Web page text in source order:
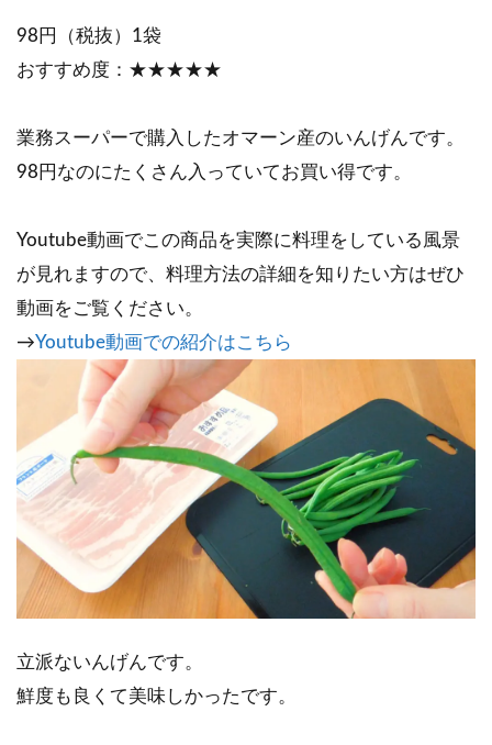
98円（税抜）1袋
おすすめ度：★★★★★
業務スーパーで購入したオマーン産のいんげんです。
98円なのにたくさん入っていてお買い得です。
Youtube動画でこの商品を実際に料理をしている風景
が見れますので、料理方法の詳細を知りたい方はぜひ
動画をご覧ください。
→Youtube動画での紹介はこちら
立派ないんげんです。
鮮度も良くて美味しかったです。